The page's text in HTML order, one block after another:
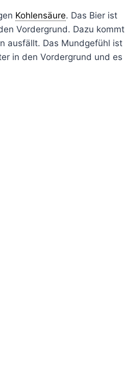
Kohlensäure. Das Bier ist
Vordergrund. Dazu kommt
ausfällt. Das Mundgefühl ist
in den Vordergrund und es